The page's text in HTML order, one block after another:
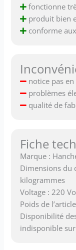
fonctionne
produit bien
conforme
notice pas
problèmes
qualité de
Fiche
Marque :
Dimensions du
kilogrammes
Voltage : 220
Poids de
Disponibilité
indisponible